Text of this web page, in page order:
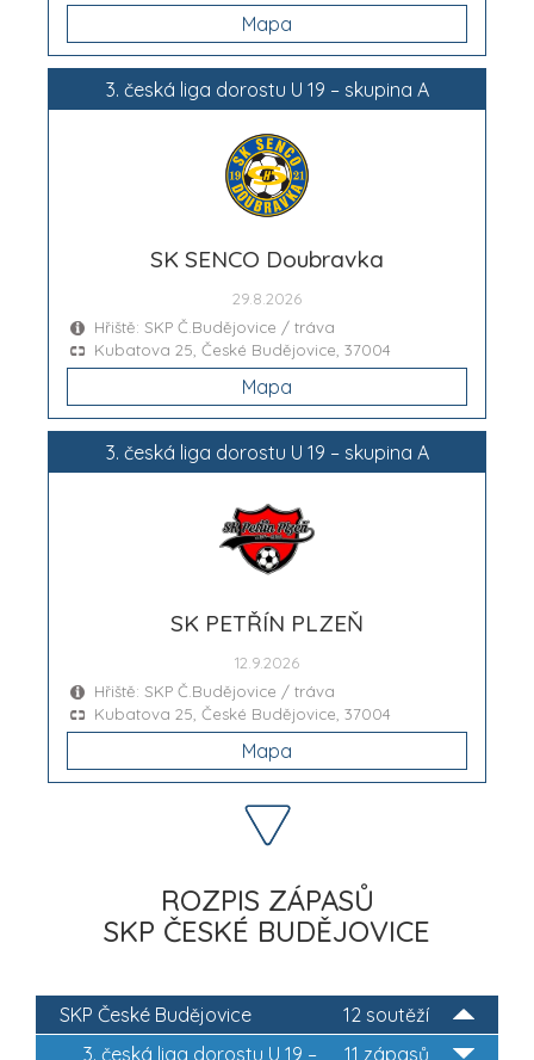
Mapa
3. česká liga dorostu U 19 – skupina A
SK SENCO Doubravka
29.8.2026
Hřiště: SKP Č.Budějovice / tráva
Kubatova 25, České Budějovice, 37004
Mapa
3. česká liga dorostu U 19 – skupina A
SK PETŘÍN PLZEŇ
12.9.2026
Hřiště: SKP Č.Budějovice / tráva
Kubatova 25, České Budějovice, 37004
Mapa
ROZPIS ZÁPASŮ
SKP ČESKÉ BUDĚJOVICE
12 soutěží
SKP České Budějovice
11 zápasů
3. česká liga dorostu U 19 –